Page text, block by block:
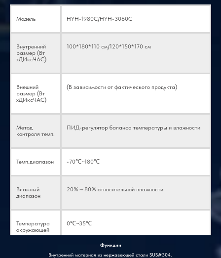
Модель HYH-1980C/HYH-3060C
Внутренний
размер (Вт
хДИксЧАС)
100*180*110 см/120*150*170 см
Внешний
размер (Вт
хДИксЧАС)
(В зависимости от фактического продукта)
Метод
контроля темп.
ПИД-регулятор баланса температуры и влажности
Темп.диапазон -70℃~180℃
Влажный
диапазон
20%～80% относительной влажности
Температура
окружающей
среды
0℃~35℃
Функции
Внутренний материал из нержавеющей стали SUS#304.